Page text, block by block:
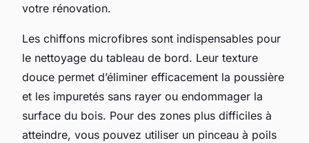
votre rénovation.
Les chiffons microfibres sont indispensables pour
le nettoyage du tableau de bord. Leur texture
douce permet d’éliminer efficacement la poussière
et les impuretés sans rayer ou endommager la
surface du bois. Pour des zones plus difficiles à
atteindre, vous pouvez utiliser un pinceau à poils